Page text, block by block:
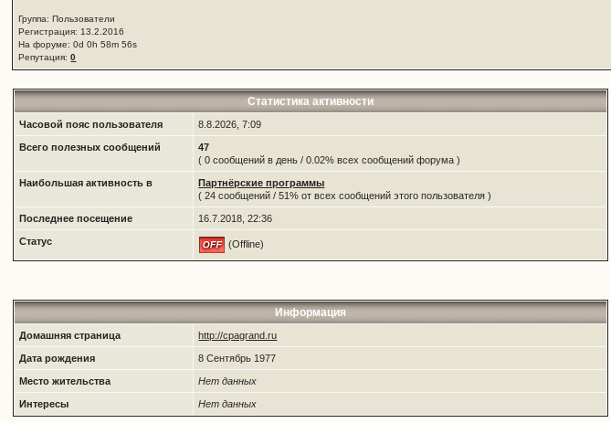
Группа: Пользователи
Регистрация: 13.2.2016
На форуме: 0d 0h 58m 56s
Репутация:0
Статистика активности
Часовой пояс пользователя 8.8.2026, 7:09
Всего полезных сообщений
47
( 0 сообщений в день / 0.02% всех сообщений форума )
Наибольшая активность в
Партнёрские программы
( 24 сообщений / 51% от всех сообщений этого пользователя )
Последнее посещение 16.7.2018, 22:36
Статус (Offline)
Информация
Домашняя страница http://cpagrand.ru
Дата рождения 8 Сентябрь 1977
Место жительства Нет данных
Интересы Нет данных